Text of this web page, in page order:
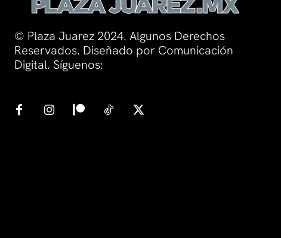
© Plaza Juarez 2024. Algunos Derechos
Reservados. Diseñado por Comunicación
Digital. Síguenos: